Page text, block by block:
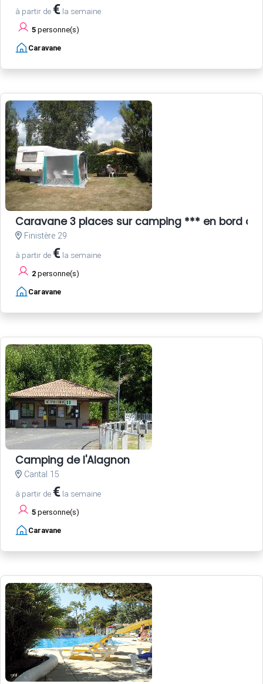
à partir de € la semaine
5 personne(s)
Caravane
Caravane 3 places sur camping *** en bord de
Finistère 29
à partir de € la semaine
2 personne(s)
Caravane
Camping de l'Alagnon
Cantal 15
à partir de € la semaine
5 personne(s)
Caravane